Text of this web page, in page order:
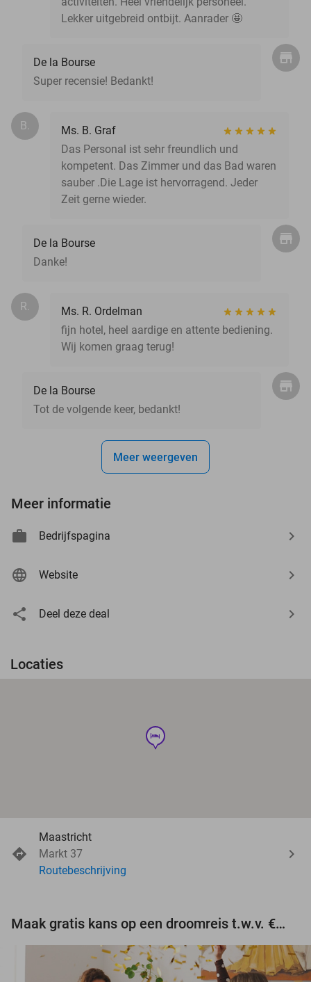
Lekker uitgebreid ontbijt. Aanrader 🤩
De la Bourse
Super recensie! Bedankt!
B.
Ms. B. Graf
Das Personal ist sehr freundlich und
kompetent. Das Zimmer und das Bad waren
sauber .Die Lage ist hervorragend. Jeder
Zeit gerne wieder.
De la Bourse
Danke!
R.
Ms. R. Ordelman
fijn hotel, heel aardige en attente bediening.
Wij komen graag terug!
De la Bourse
Tot de volgende keer, bedankt!
Meer weergeven
Meer informatie
Bedrijfspagina
Website
Deel deze deal
Locaties
hotel
Maastricht
Markt 37
Routebeschrijving
Maak gratis kans op een droomreis t.w.v. €3.000!